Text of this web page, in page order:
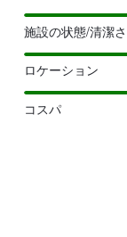
施設の状態/清潔さ
ロケーション
コスパ